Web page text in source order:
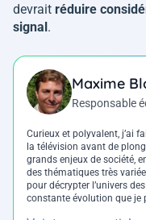
devrait réduire
signal.
Maxime
Responsable
Curieux et polyvalent, j’ai
la télévision avant de
grands enjeux de société,
des thématiques très
pour décrypter l’univers
constante évolution que je